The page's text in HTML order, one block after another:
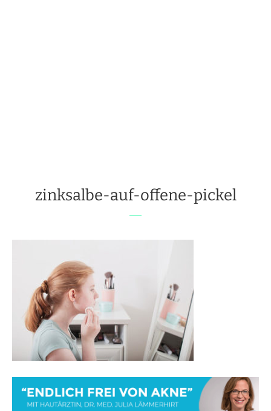
zinksalbe-auf-offene-pickel